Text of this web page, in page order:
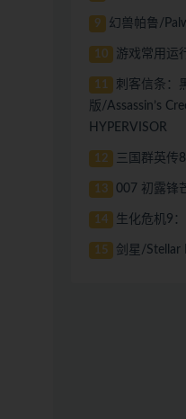
9 幻兽帕鲁/
10 游戏常用运
11
刺客信条：
版/Assassin’s
HYPERVISOR
12 三国群英传
13 007 初露锋
14 生化危机9
15 剑星/Stellar